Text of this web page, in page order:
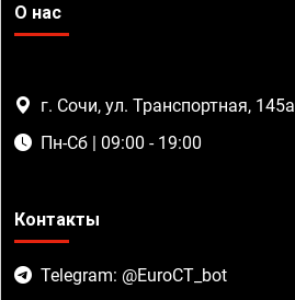
О нас
г. Сочи, ул. Транспортная, 145а
Пн-Сб | 09:00 - 19:00
Контакты
Telegram: @EuroCT_bot